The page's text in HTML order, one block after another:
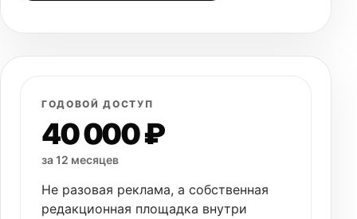
ГОДОВОЙ ДОСТУП
40 000 ₽
за 12 месяцев
Не разовая реклама, а собственная
редакционная площадка внутри